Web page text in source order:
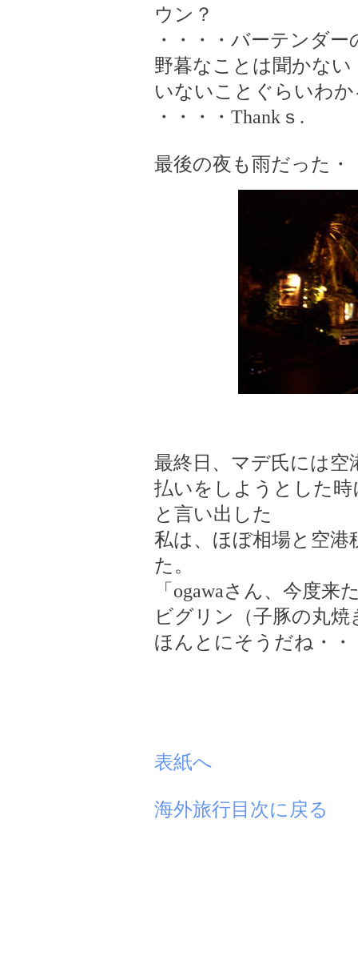
ウン？
・・・・バーテンダ
野暮なことは聞かな
いないことぐらいわか
・・・・Thankｓ.
最後の夜も雨だった
最終日、マデ氏には
払いをしようとした
と言い出した
私は、ほぼ相場と空
た。
「ogawaさん、今度
ビグリン（子豚の丸
ほんとにそうだね・
表紙へ
海外旅行目次に戻る